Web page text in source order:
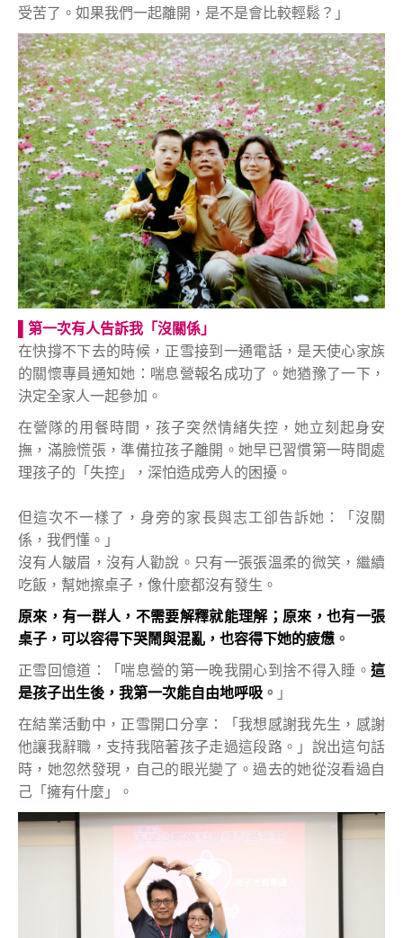
受苦了。如果我們一起離開，是不是會比較輕鬆？」
第一次有人告訴我「沒關係」
在快撐不下去的時候，正雪接到一通電話，是天使心家族
的關懷專員通知她：喘息營報名成功了。她猶豫了一下，
決定全家人一起參加。
在營隊的用餐時間，孩子突然情緒失控，她立刻起身安
撫，滿臉慌張，準備拉孩子離開。她早已習慣第一時間處
理孩子的「失控」，深怕造成旁人的困擾。
但這次不一樣了，身旁的家長與志工卻告訴她：「沒關
係，我們懂。」
沒有人皺眉，沒有人勸說。只有一張張溫柔的微笑，繼續
吃飯，幫她擦桌子，像什麼都沒有發生。
原來，有一群人，不需要解釋就能理解；原來，也有一張
桌子，可以容得下哭鬧與混亂，也容得下她的疲憊 。
正雪回憶道：「喘息營的第一晚我開心到捨不得入睡。 這
是孩子出生後，我第一次能自由地呼吸 。 」
在結業活動中，正雪開口分享：「我想感謝我先生，感謝
他讓我辭職，支持我陪著孩子走過這段路。」說出這句話
時，她忽然發現，自己的眼光變了。過去的她從沒看過自
己「擁有什麼」。